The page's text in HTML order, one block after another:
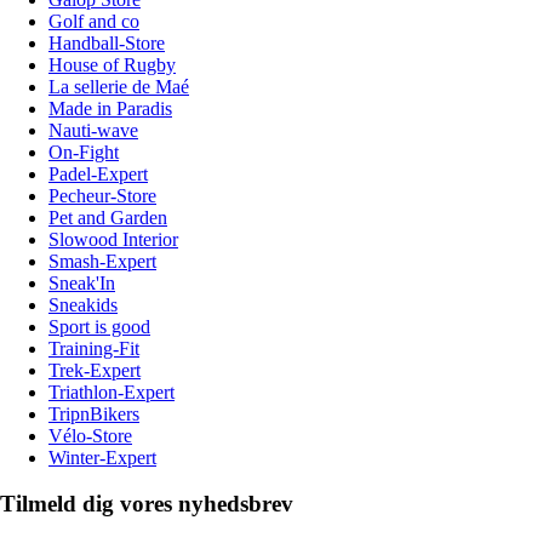
Golf and co
Handball-Store
House of Rugby
La sellerie de Maé
Made in Paradis
Nauti-wave
On-Fight
Padel-Expert
Pecheur-Store
Pet and Garden
Slowood Interior
Smash-Expert
Sneak'In
Sneakids
Sport is good
Training-Fit
Trek-Expert
Triathlon-Expert
TripnBikers
Vélo-Store
Winter-Expert
Tilmeld dig vores nyhedsbrev